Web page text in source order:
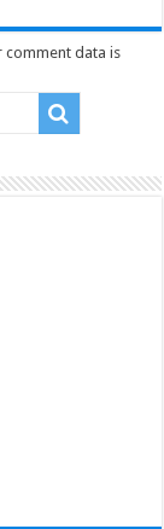
comment data is